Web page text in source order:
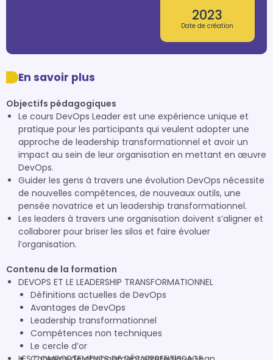
2023
Date de création
En savoir plus
Objectifs pédagogiques
Le cours DevOps Leader est une expérience unique et
pratique pour les participants qui veulent adopter une
approche de leadership transformationnel et avoir un
impact au sein de leur organisation en mettant en œuvre
DevOps.
Guider les gens à travers une évolution DevOps nécessite
de nouvelles compétences, de nouveaux outils, une
pensée novatrice et un leadership transformationnel.
Les leaders à travers une organisation doivent s’aligner et
collaborer pour briser les silos et faire évoluer
l’organisation.
Contenu de la formation
DEVOPS ET LE LEADERSHIP TRANSFORMATIONNEL
Définitions actuelles de DevOps
Avantages de DevOps
Leadership transformationnel
Compétences non techniques
Le cercle d’or